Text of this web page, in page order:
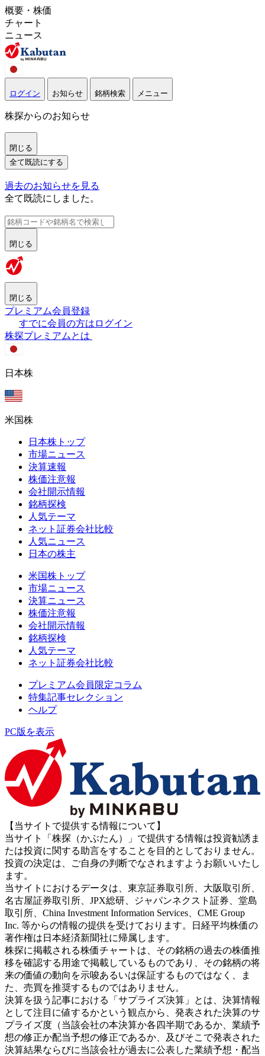
概要・株価
チャート
ニュース
ログイン お知らせ 銘柄検索 メニュー
株探からのお知らせ
閉じる
全て既読にする
過去のお知らせを見る
全て既読にしました。
閉じる
閉じる
プレミアム会員登録
すでに会員の方はログイン
株探プレミアムとは
日本株
米国株
日本株トップ
市場ニュース
決算速報
株価注意報
会社開示情報
銘柄探検
人気テーマ
ネット証券会社比較
人気ニュース
日本の株主
米国株トップ
市場ニュース
決算ニュース
株価注意報
会社開示情報
銘柄探検
人気テーマ
ネット証券会社比較
プレミアム会員限定コラム
特集記事セレクション
ヘルプ
PC版を表示
【当サイトで提供する情報について】
当サイト「株探（かぶたん）」で提供する情報は投資勧誘ま
たは投資に関する助言をすることを目的としておりません。
投資の決定は、ご自身の判断でなされますようお願いいたし
ます。
当サイトにおけるデータは、東京証券取引所、大阪取引所、
名古屋証券取引所、JPX総研、ジャパンネクスト証券、堂島
取引所、China Investment Information Services、CME Group
Inc. 等からの情報の提供を受けております。日経平均株価の
著作権は日本経済新聞社に帰属します。
株探に掲載される株価チャートは、その銘柄の過去の株価推
移を確認する用途で掲載しているものであり、その銘柄の将
来の価値の動向を示唆あるいは保証するものではなく、ま
た、売買を推奨するものではありません。
決算を扱う記事における「サプライズ決算」とは、決算情報
として注目に値するかという観点から、発表された決算のサ
プライズ度（当該会社の本決算か各四半期であるか、業績予
想の修正か配当予想の修正であるか、及びそこで発表された
決算結果ならびに当該会社が過去に公表した業績予想・配当